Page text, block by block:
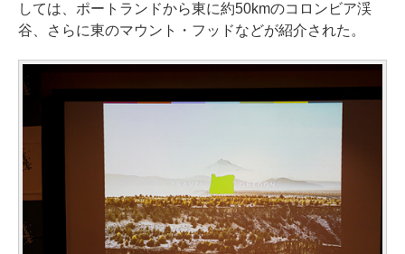
しては、ポートランドから東に約50kmのコロンビア渓
谷、さらに東のマウント・フッドなどが紹介された。